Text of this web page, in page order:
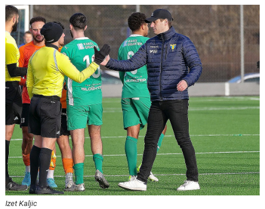
BILDGALLERI
ÅRETS TORNARE
Izet Kaljic